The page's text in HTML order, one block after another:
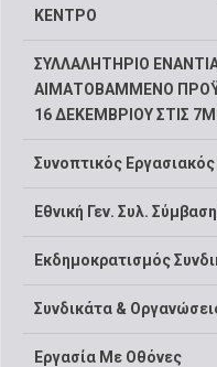
ΚΕΝΤΡΟ
ΣΥΛΛΑΛΗΤΗΡΙΟ
ΑΙΜΑΤΟΒΑΜΜΕΝΟ
16 ΔΕΚΕΜΒΡΙΟΥ ΣΤΙΣ
Συνοπτικός
Εθνική Γεν. Συλ.
Εκδημοκρατισμός
Συνδικάτα &
Εργασία Με Οθόνες